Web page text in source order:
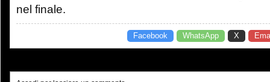
nel finale.
Facebook WhatsApp X